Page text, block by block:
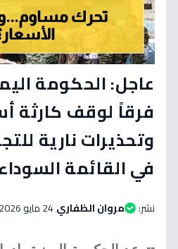
عاجل: الحكومة
فرقاً لوقف كارثة
وتحذيرات نارية
في القائمة
نشر: مروان الظفاري24 مايو 2026 الساعة 12:55 صباحاً